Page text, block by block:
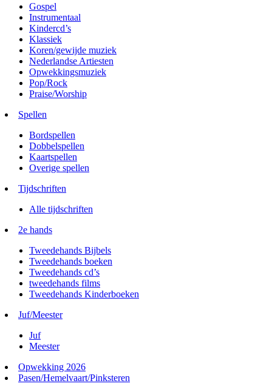
Gospel
Instrumentaal
Kindercd’s
Klassiek
Koren/gewijde muziek
Nederlandse Artiesten
Opwekkingsmuziek
Pop/Rock
Praise/Worship
Spellen
Bordspellen
Dobbelspellen
Kaartspellen
Overige spellen
Tijdschriften
Alle tijdschriften
2e hands
Tweedehands Bijbels
Tweedehands boeken
Tweedehands cd’s
tweedehands films
Tweedehands Kinderboeken
Juf/Meester
Juf
Meester
Opwekking 2026
Pasen/Hemelvaart/Pinksteren